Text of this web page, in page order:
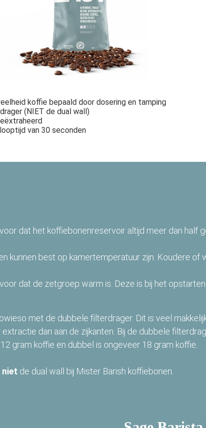
koffie bepaald door dosering en tamping
(NIET de dual wall)
van 30 seconden
dat het koffiebonenreservoir altijd meer dan half
kunnen best op kamertemperatuur zijn. Koudere of
dat de zetgroep warm is. Deze is bij het
met de dubbele filterdrager. Dit is veel
dan aan de zijkanten. Bij de dubbele
gram koffie en dubbel is ongeveer 18 gram koffie.
niet de dual wall bij Mister Barish koffiebonen.